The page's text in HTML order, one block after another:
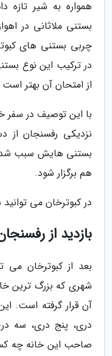
همواره به شیر تازه
بستنی ملاثانی در
چربی بستنی های
در ترکیب این نوع
از امتحان آن بهتر
با این توصیف در سفر
نزدیکی رفسنجان از
بستنی هایش سبب
هم برگزار شود.
در کبوترخان می
بازدید از
بعد از کبوترخان می
شهری که بزرگ ترین
دری، پنج دری، سه
صاحب این خانه چه